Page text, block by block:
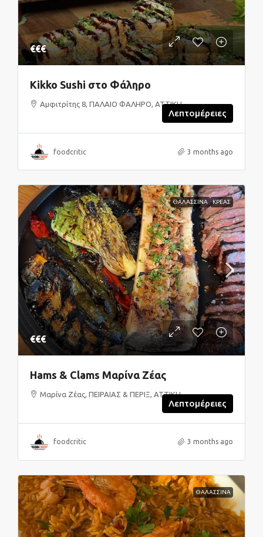
€€€
Kikko Sushi στο Φάληρο
Αμφιτρίτης 8, ΠΑΛΑΙΟ ΦΑΛΗΡΟ, ΑΤΤΙΚΗ
Λεπτομέρειες
foodcritic 3 months ago
ΘΑΛΑΣΣΙΝΑ ΚΡΕΑΣ
€€€
Hams & Clams Μαρίνα Ζέας
Μαρίνα Ζέας, ΠΕΙΡΑΙΑΣ & ΠΕΡΙΞ, ΑΤΤΙΚΗ
Λεπτομέρειες
foodcritic 3 months ago
ΘΑΛΑΣΣΙΝΑ